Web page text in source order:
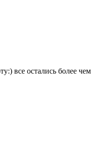
все остались более чем